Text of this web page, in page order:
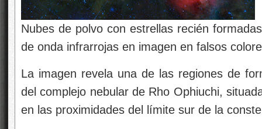
Nubes de polvo con estrellas recién
de onda infrarrojas en imagen en falsos
La imagen revela una de las regiones de
del complejo nebular de Rho Ophiuchi,
en las proximidades del límite sur de la